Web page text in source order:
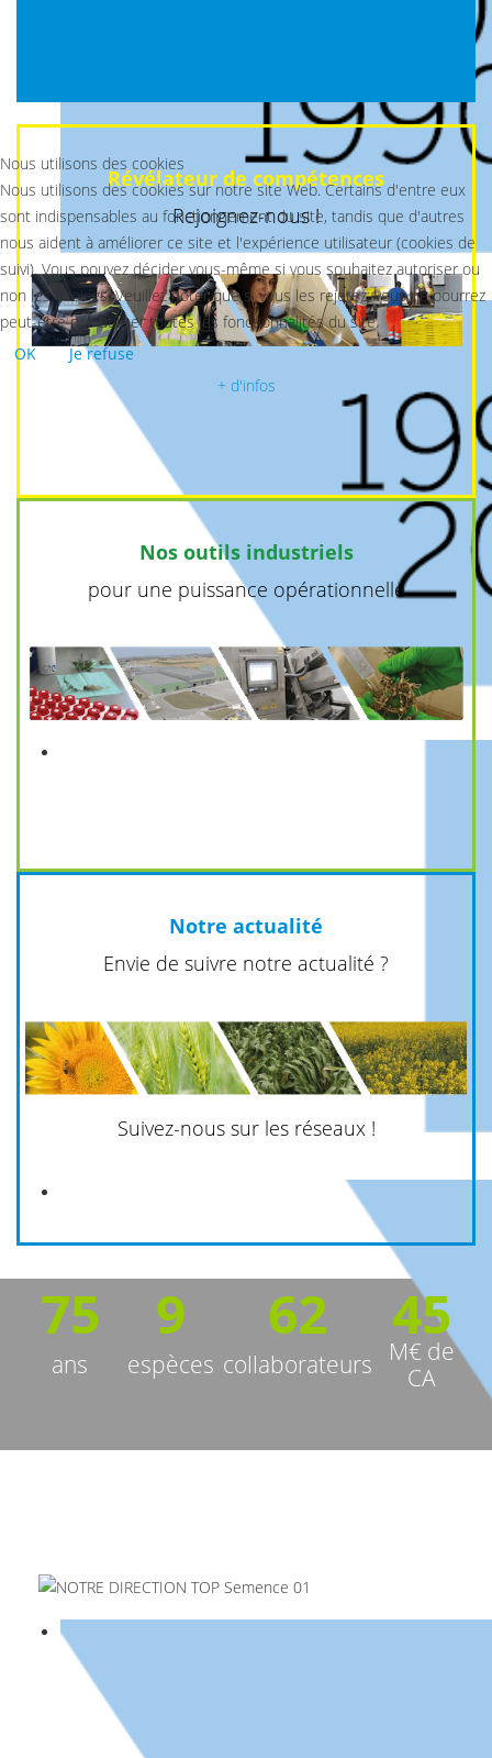
Révélateur de compétences
Rejoignez-nous !
Nos outils industriels
pour une puissance opérationnelle
Notre actualité
Envie de suivre notre actualité ?
Suivez-nous sur les réseaux !
75 9 62 45
ans espèces collaborateurs
M€ de
CA
Nous utilisons des cookies
Nous utilisons des cookies sur notre site Web. Certains d'entre eux
sont indispensables au fonctionnement du site, tandis que d'autres
nous aident à améliorer ce site et l'expérience utilisateur (cookies de
suivi). Vous pouvez décider vous-même si vous souhaitez autoriser ou
non les cookies. Veuillez noter que si vous les rejetez, vous ne pourrez
peut-être pas utiliser toutes les fonctionnalités du site.
OK
Je refuse
+ d'infos